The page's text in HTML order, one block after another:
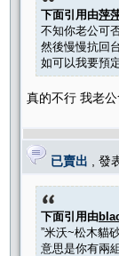
下面引用由萍
不知你老公可
然後慢慢抗回
如可以我要預
真的不行 我老
已賣出 , 發
下面引用由
”米沃~松木貓
意思是你有兩